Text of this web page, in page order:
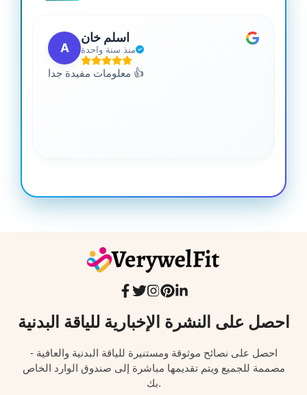
A
اسلم خان
منذ سنة واحدة
معلومات مفيدة جدا 👍
احصل على النشرة الإخبارية للياقة البدنية
احصل على نصائح موثوقة ومستنيرة للياقة البدنية والعافية -
مصممة للجميع ويتم تقديمها مباشرة إلى صندوق الوارد الخاص
بك.